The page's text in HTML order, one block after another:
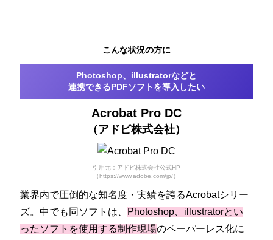
こんな状況の方に
Photoshop、illustratorなどと
連携できるPDFソフトを導入したい
Acrobat Pro DC
（アドビ株式会社）
引用元：アドビ株式会社公式HP
（https://www.adobe.com/jp/）
業界内で圧倒的な知名度・実績を誇るAcrobatシリー
ズ。中でも同ソフトは、 Photoshop、illustratorとい
ったソフトを使用する制作現場のペーパーレス化に